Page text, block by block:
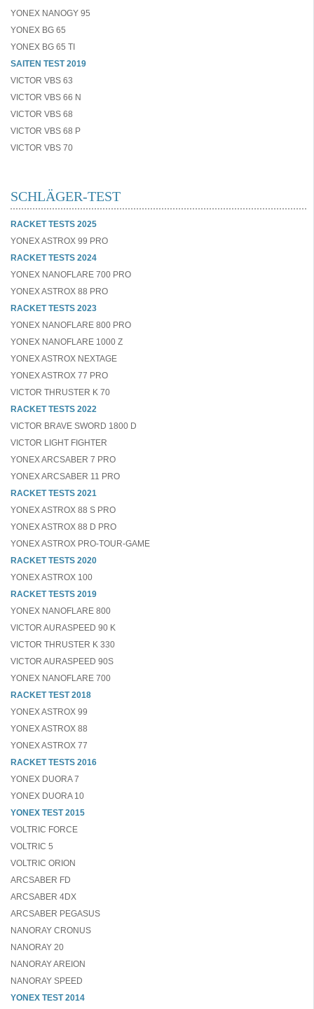
YONEX NANOGY 95
YONEX BG 65
YONEX BG 65 TI
SAITEN TEST 2019
VICTOR VBS 63
VICTOR VBS 66 N
VICTOR VBS 68
VICTOR VBS 68 P
VICTOR VBS 70
SCHLÄGER-TEST
RACKET TESTS 2025
YONEX ASTROX 99 PRO
RACKET TESTS 2024
YONEX NANOFLARE 700 PRO
YONEX ASTROX 88 PRO
RACKET TESTS 2023
YONEX NANOFLARE 800 PRO
YONEX NANOFLARE 1000 Z
YONEX ASTROX NEXTAGE
YONEX ASTROX 77 PRO
VICTOR THRUSTER K 70
RACKET TESTS 2022
VICTOR BRAVE SWORD 1800 D
VICTOR LIGHT FIGHTER
YONEX ARCSABER 7 PRO
YONEX ARCSABER 11 PRO
RACKET TESTS 2021
YONEX ASTROX 88 S PRO
YONEX ASTROX 88 D PRO
YONEX ASTROX PRO-TOUR-GAME
RACKET TESTS 2020
YONEX ASTROX 100
RACKET TESTS 2019
YONEX NANOFLARE 800
VICTOR AURASPEED 90 K
VICTOR THRUSTER K 330
VICTOR AURASPEED 90S
YONEX NANOFLARE 700
RACKET TEST 2018
YONEX ASTROX 99
YONEX ASTROX 88
YONEX ASTROX 77
RACKET TESTS 2016
YONEX DUORA 7
YONEX DUORA 10
YONEX TEST 2015
VOLTRIC FORCE
VOLTRIC 5
VOLTRIC ORION
ARCSABER FD
ARCSABER 4DX
ARCSABER PEGASUS
NANORAY CRONUS
NANORAY 20
NANORAY AREION
NANORAY SPEED
YONEX TEST 2014